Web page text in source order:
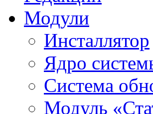
Модули
Инсталлятор
Ядро
Система
Модуль